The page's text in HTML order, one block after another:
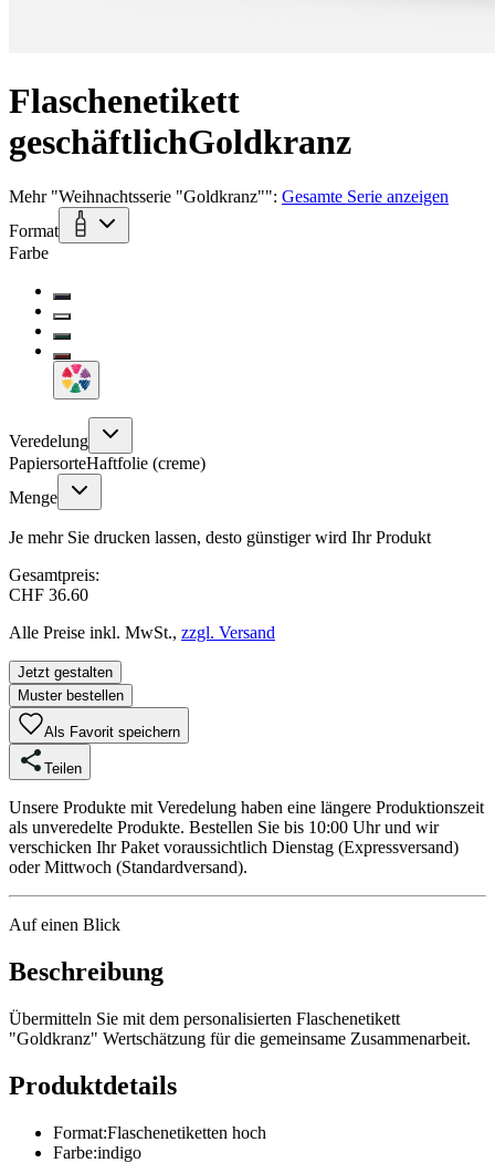
Flaschenetikett
geschäftlichGoldkranz
Mehr"Weihnachtsserie "Goldkranz"": Gesamte Serie anzeigen
Format
Farbe
Veredelung
PapiersorteHaftfolie (creme)
Menge
Je mehr Sie drucken lassen, desto günstiger wird Ihr Produkt
Gesamtpreis:
CHF 36.60
Alle Preise inkl. MwSt., zzgl. Versand
Jetzt gestalten
Muster bestellen
Als Favorit speichern
Teilen
Unsere Produkte mit Veredelung haben eine längere Produktionszeit
als unveredelte Produkte. Bestellen Sie bis 10:00 Uhr und wir
verschicken Ihr Paket voraussichtlich Dienstag (Expressversand)
oder Mittwoch (Standardversand).
Auf einen Blick
Beschreibung
Übermitteln Sie mit dem personalisierten Flaschenetikett
"Goldkranz" Wertschätzung für die gemeinsame Zusammenarbeit.
Produktdetails
Format:Flaschenetiketten hoch
Farbe:indigo